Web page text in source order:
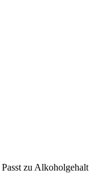
Passt zu Alkoholgehalt